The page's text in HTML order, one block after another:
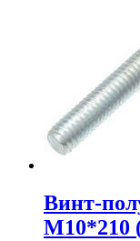
Винт-
М10*210